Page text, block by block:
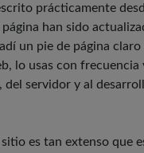
prácticamente
han sido
un pie de página claro
lo usas con
servidor y al
es tan extenso